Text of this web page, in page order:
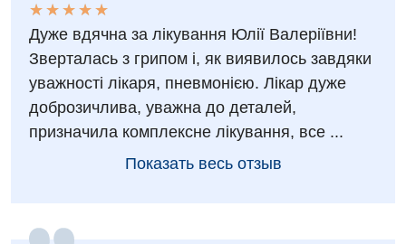
Детская гинекология
Детская дерматовенерология
Детская кардиоревматология
Детская ортопедия и травматология
Детская офтальмология
★
★
★
★
★
★ ★ ★ ★ ★
Дуже вдячна за лікування Юлії Валеріївни!
Зверталась з грипом і, як виявилось завдяки
уважності лікаря, пневмонією. Лікар дуже
доброзичлива, уважна до деталей,
призначила комплексне лікування, все ...
Показать весь отзыв